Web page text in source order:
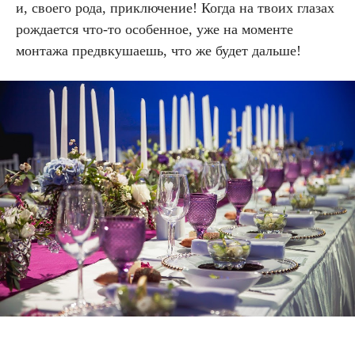
и, своего рода, приключение! Когда на твоих глазах
рождается что-то особенное, уже на моменте
монтажа предвкушаешь, что же будет дальше!